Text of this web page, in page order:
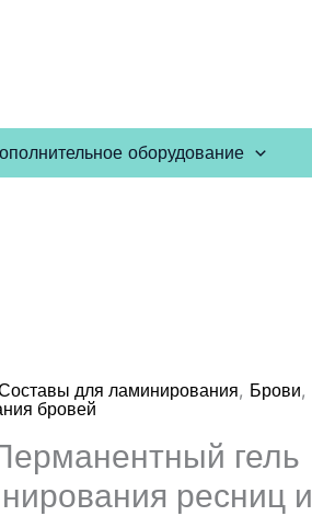
оборудование
для ламинирования, Брови,
бровей
гель
ресниц и